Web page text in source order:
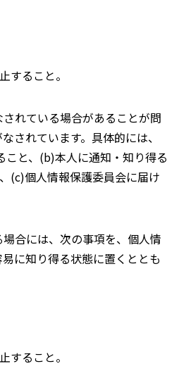
ること。
れている場合があることが問
されています。具体的には、
と、(b)本人に通知・知り得る
(c)個人情報保護委員会に届け
合には、次の事項を、個人情
に知り得る状態に置くととも
ること。